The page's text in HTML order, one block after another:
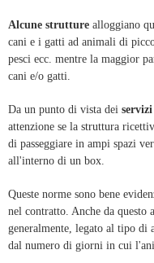
Alcune strutture alloggiano
cani e i gatti ad animali di
pesci ecc. mentre la maggior
cani e/o gatti.
Da un punto di vista dei
attenzione se la struttura
di passeggiare in ampi spazi
all'interno di un box.
Queste norme sono bene
nel contratto. Anche da questo
generalmente, legato al tipo di
dal numero di giorni in cui